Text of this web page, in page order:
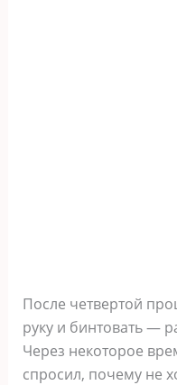
После четвертой
руку и бинтовать —
Через некоторое
спросил, почему не